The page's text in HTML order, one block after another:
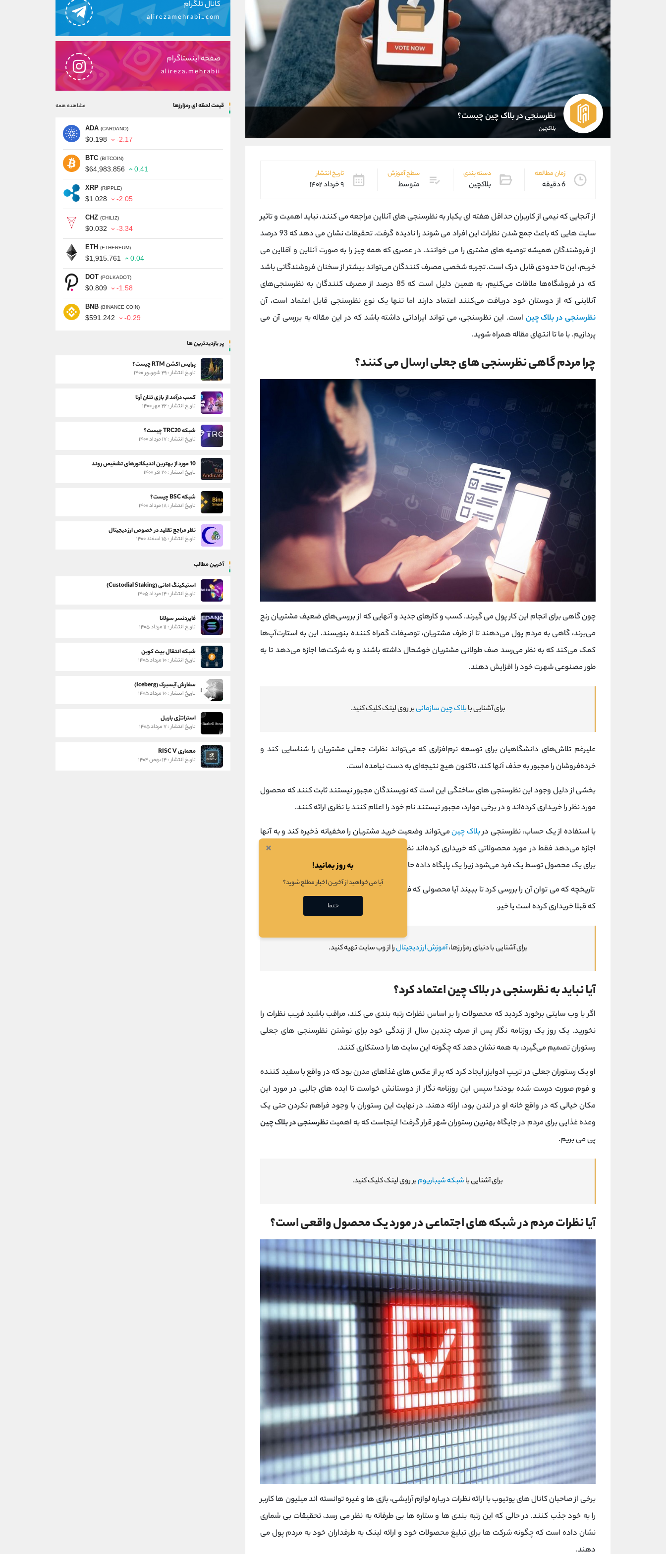
نظرسنجی در بلاک چین چیست؟
بلاکچین
زمان مطالعه
6 دقیقه
دسته بندی
بلاکچین
سطح آموزش
متوسط
تاریخ انتشار
۹ خرداد ۱۴۰۲
از آنجایی که نیمی از کاربران حداقل هفته ای یکبار به نظرسنجی های آنلاین مراجعه می کنند، نباید اهمیت و تاثیر
سایت هایی که باعث جمع شدن نظرات این افراد می شوند را نادیده گرفت. تحقیقات نشان می دهد که 93 درصد
از فروشندگان همیشه توصیه های مشتری را می خوانند. در عصری که همه چیز را به صورت آنلاین و آفلاین می
خریم، این تا حدودی قابل درک است. تجربه شخصی مصرف‌ کنندگان می‌تواند بیشتر از سخنان فروشندگانی باشد
که در فروشگاه‌ها ملاقات می‌کنیم، به همین دلیل است که 85 درصد از مصرف‌ کنندگان به نظرسنجی‌های
آنلاینی که از دوستان خود دریافت می‌کنند اعتماد دارند اما تنها یک نوع نظرسنجی قابل اعتماد است، آن
نظرسنجی در بلاک چین است. این نظرسنجی، می تواند ایراداتی داشته باشد که در این مقاله به بررسی آن می
پردازیم. با ما تا انتهای مقاله همراه شوید.
چرا مردم گاهی نظرسنجی های جعلی ارسال می کنند؟
چون گاهی برای انجام این کار پول می گیرند. کسب‌ و کارهای جدید و آنهایی که از بررسی‌های ضعیف مشتریان رنج
می‌برند، گاهی به مردم پول می‌دهند تا از طرف مشتریان، توصیفات گمراه‌ کننده بنویسند. این به استارت‌آپ‌ها
کمک می‌کند که به نظر می‌رسد صف طولانی مشتریان خوشحال داشته باشند و به شرکت‌ها اجازه می‌دهد تا به
طور مصنوعی شهرت خود را افزایش دهند.
برای آشنایی بابلاک چین سازمانیبر روی لینک کلیک کنید.
علیرغم تلاش‌های دانشگاهیان برای توسعه نرم‌افزاری که می‌تواند نظرات جعلی مشتریان را شناسایی کند و
خرده‌فروشان را مجبور به حذف آنها کند، تاکنون هیچ نتیجه‌ای به دست نیامده است.
بخشی از دلیل وجود این نظرسنجی‌ های ساختگی این است که نویسندگان مجبور نیستند ثابت کنند که محصول
مورد نظر را خریداری کرده‌اند و در برخی موارد، مجبور نیستند نام خود را اعلام کنند یا نظری ارائه کنند.
با استفاده از یک حساب، نظرسنجی دربلاک چینمی‌تواند وضعیت خرید مشتریان را مخفیانه ذخیره کند و به آنها
اجازه می‌دهد فقط در مورد محصولاتی که خریداری کرده‌اند نظر بدهند. همچنین مانع از نوشتن نظرات متعدد
برای یک محصول توسط یک فرد می‌شود زیرا یک پایگاه داده حاوی داده‌های ضد تحریف از خرید افراد است.
تاریخچه که می توان آن را بررسی کرد تا ببیند آیا محصولی که فرد سعی در بررسی آن دارد، همان محصولی است
که قبلا خریداری کرده است یا خیر.
برای آشنایی با دنیای رمزارزها،آموزش ارز دیجیتالرا از وب سایت تهیه کنید.
آیا نباید به نظرسنجی در بلاک چین اعتماد کرد؟
اگر با وب سایتی برخورد کردید که محصولات را بر اساس نظرات رتبه بندی می کند، مراقب باشید فریب نظرات را
نخورید. یک روز یک روزنامه نگار پس از صرف چندین سال از زندگی خود برای نوشتن نظرسنجی های جعلی
رستوران تصمیم می‌گیرد، به همه نشان دهد که چگونه این سایت ها را دستکاری کنند.
او یک رستوران جعلی در تریپ ادوایزر ایجاد کرد که پر از عکس های غذاهای مدرن بود که در واقع با سفید کننده
و فوم صورت درست شده بودند! سپس این روزنامه نگار از دوستانش خواست تا ایده های جالبی در مورد این
مکان خیالی که در واقع خانه او در لندن بود، ارائه دهند. در نهایت این رستوران با وجود فراهم نکردن حتی یک
وعده غذایی برای مردم در جایگاه بهترین رستوران شهر قرار گرفت! اینجاست که به اهمیتنظرسنجی در بلاک چین
پی می بریم.
برای آشنایی باشبکه شیباریومبر روی لینک کلیک کنید.
آیا نظرات مردم در شبکه های اجتماعی در مورد یک محصول واقعی است؟
برخی از صاحبان کانال های یوتیوب با ارائه نظرات درباره لوازم آرایشی، بازی ها و غیره توانسته اند میلیون ها کاربر
را به خود جذب کنند. در حالی که این رتبه بندی ها و ستاره ها بی طرفانه به نظر می رسد، تحقیقات بی شماری
نشان داده است که چگونه شرکت ها برای تبلیغ محصولات خود و ارائه لینک به طرفداران خود به مردم پول می
دهند.
کانال تلگرام
alirezamehrabi_com
صفحه اینستاگرام
alireza.mehrabii
قیمت لحظه ای رمزارزها مشاهده همه
ADA (CARDANO)
$0.198 -2.17
BTC (BITCOIN)
$64,983.856 0.41
XRP (RIPPLE)
$1.028 -2.05
CHZ (CHILIZ)
$0.032 -3.34
ETH (ETHEREUM)
$1,915.761 0.04
DOT (POLKADOT)
$0.809 -1.58
BNB (BINANCE COIN)
$591.242 -0.29
پر بازدیدترین ها
پرایس اکشن RTM چیست؟
تاریخ انتشار : ۲۹ شهریور ۱۴۰۰
کسب درآمد از بازی تتان آرنا
تاریخ انتشار : ۲۲ مهر ۱۴۰۰
شبکه TRC20 چیست؟
تاریخ انتشار : ۱۷ مرداد ۱۴۰۰
10 مورد از بهترین اندیکاتورهای تشخیص روند
تاریخ انتشار : ۲۰ آذر ۱۴۰۰
شبکه BSC چیست؟
تاریخ انتشار : ۱۸ مرداد ۱۴۰۰
نظر مراجع تقلید در خصوص ارز دیجیتال
تاریخ انتشار : ۱۵ اسفند ۱۴۰۰
آخرین مطالب
استیکینگ امانی (Custodial Staking)
تاریخ انتشار : ۱۴ مرداد ۱۴۰۵
فایردنسر سولانا
تاریخ انتشار : ۱۱ مرداد ۱۴۰۵
شبکه انتقال بیت کوین
تاریخ انتشار : ۱۰ مرداد ۱۴۰۵
سفارش آیسبرگ (Iceberg)
تاریخ انتشار : ۱۰ مرداد ۱۴۰۵
استراتژی باربل
تاریخ انتشار : ۷ مرداد ۱۴۰۵
معماری RISC V
تاریخ انتشار : ۱۴ بهمن ۱۴۰۴
×
به روز بمانید!
آیا می‌خواهید از آخرین اخبار مطلع شوید؟
حتما